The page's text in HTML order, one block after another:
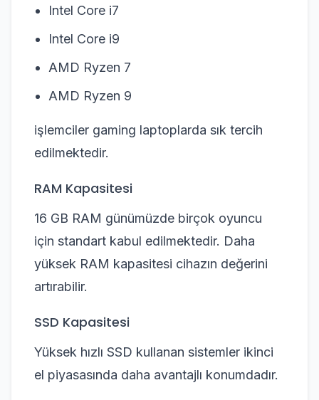
Intel Core i7
Intel Core i9
AMD Ryzen 7
AMD Ryzen 9
işlemciler gaming laptoplarda sık tercih
edilmektedir.
RAM Kapasitesi
16 GB RAM günümüzde birçok oyuncu
için standart kabul edilmektedir. Daha
yüksek RAM kapasitesi cihazın değerini
artırabilir.
SSD Kapasitesi
Yüksek hızlı SSD kullanan sistemler ikinci
el piyasasında daha avantajlı konumdadır.